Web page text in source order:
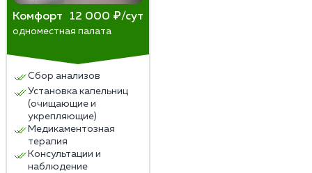
Комфорт 12 000 ₽/сут
одноместная палата
Сбор анализов
Установка капельниц
(очищающие и
укрепляющие)
Медикаментозная
терапия
Консультации и
наблюдение